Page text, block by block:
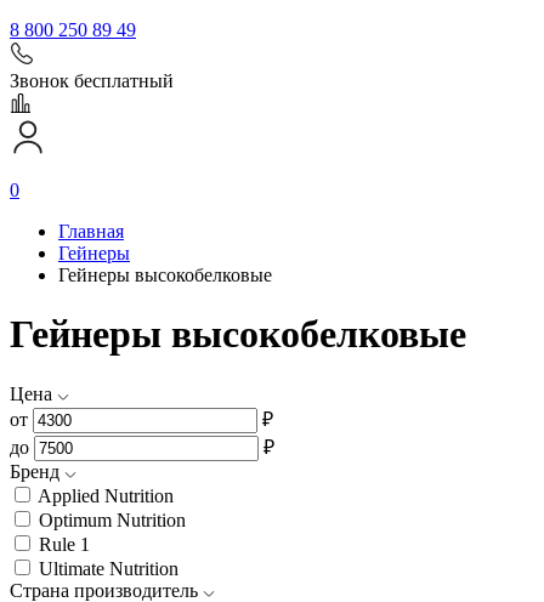
8 800 250 89 49
Звонок бесплатный
0
Главная
Гейнеры
Гейнеры высокобелковые
Гейнеры высокобелковые
Цена
от
₽
до
₽
Бренд
Applied Nutrition
Optimum Nutrition
Rule 1
Ultimate Nutrition
Страна производитель